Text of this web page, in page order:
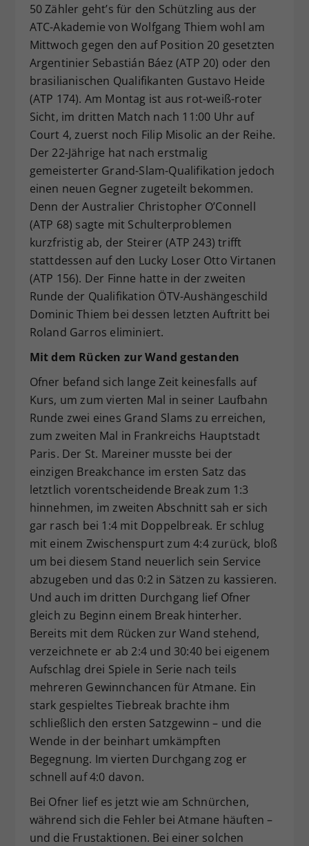
50 Zähler geht’s für den Schützling aus der
ATC-Akademie von Wolfgang Thiem wohl am
Mittwoch gegen den auf Position 20 gesetzten
Argentinier Sebastián Báez (ATP 20) oder den
brasilianischen Qualifikanten Gustavo Heide
(ATP 174). Am Montag ist aus rot-weiß-roter
Sicht, im dritten Match nach 11:00 Uhr auf
Court 4, zuerst noch Filip Misolic an der Reihe.
Der 22-Jährige hat nach erstmalig
gemeisterter Grand-Slam-Qualifikation jedoch
einen neuen Gegner zugeteilt bekommen.
Denn der Australier Christopher O’Connell
(ATP 68) sagte mit Schulterproblemen
kurzfristig ab, der Steirer (ATP 243) trifft
stattdessen auf den Lucky Loser Otto Virtanen
(ATP 156). Der Finne hatte in der zweiten
Runde der Qualifikation ÖTV-Aushängeschild
Dominic Thiem bei dessen letzten Auftritt bei
Roland Garros eliminiert.
Mit dem Rücken zur Wand gestanden
Ofner befand sich lange Zeit keinesfalls auf
Kurs, um zum vierten Mal in seiner Laufbahn
Runde zwei eines Grand Slams zu erreichen,
zum zweiten Mal in Frankreichs Hauptstadt
Paris. Der St. Mareiner musste bei der
einzigen Breakchance im ersten Satz das
letztlich vorentscheidende Break zum 1:3
hinnehmen, im zweiten Abschnitt sah er sich
gar rasch bei 1:4 mit Doppelbreak. Er schlug
mit einem Zwischenspurt zum 4:4 zurück, bloß
um bei diesem Stand neuerlich sein Service
abzugeben und das 0:2 in Sätzen zu kassieren.
Und auch im dritten Durchgang lief Ofner
gleich zu Beginn einem Break hinterher.
Bereits mit dem Rücken zur Wand stehend,
verzeichnete er ab 2:4 und 30:40 bei eigenem
Aufschlag drei Spiele in Serie nach teils
mehreren Gewinnchancen für Atmane. Ein
stark gespieltes Tiebreak brachte ihm
schließlich den ersten Satzgewinn – und die
Wende in der beinhart umkämpften
Begegnung. Im vierten Durchgang zog er
schnell auf 4:0 davon.
Bei Ofner lief es jetzt wie am Schnürchen,
während sich die Fehler bei Atmane häuften –
und die Frustaktionen. Bei einer solchen